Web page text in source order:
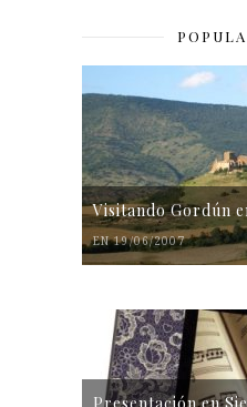
Visitando Gordún
EN 19/06/2007